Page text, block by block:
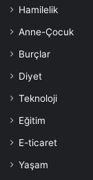
Hamilelik
Anne-Çocuk
Burçlar
Diyet
Teknoloji
Eğitim
E-ticaret
Yaşam